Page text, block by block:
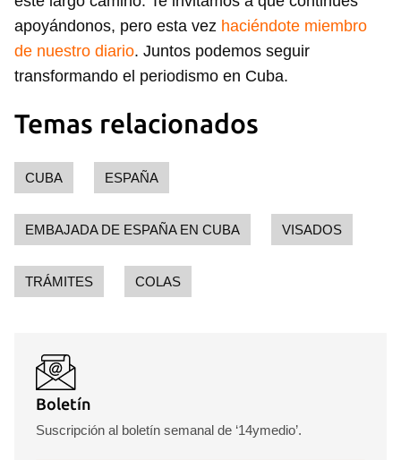
Para poder guardar como favorito, primero has de
apoyándonos, pero esta vez haciéndote miembro
de nuestro diario. Juntos podemos seguir
transformando el periodismo en Cuba.
Temas relacionados
CUBA ESPAÑA
EMBAJADA DE ESPAÑA EN CUBA VISADOS
TRÁMITES COLAS
Boletín
Suscripción al boletín semanal de ‘14ymedio’.